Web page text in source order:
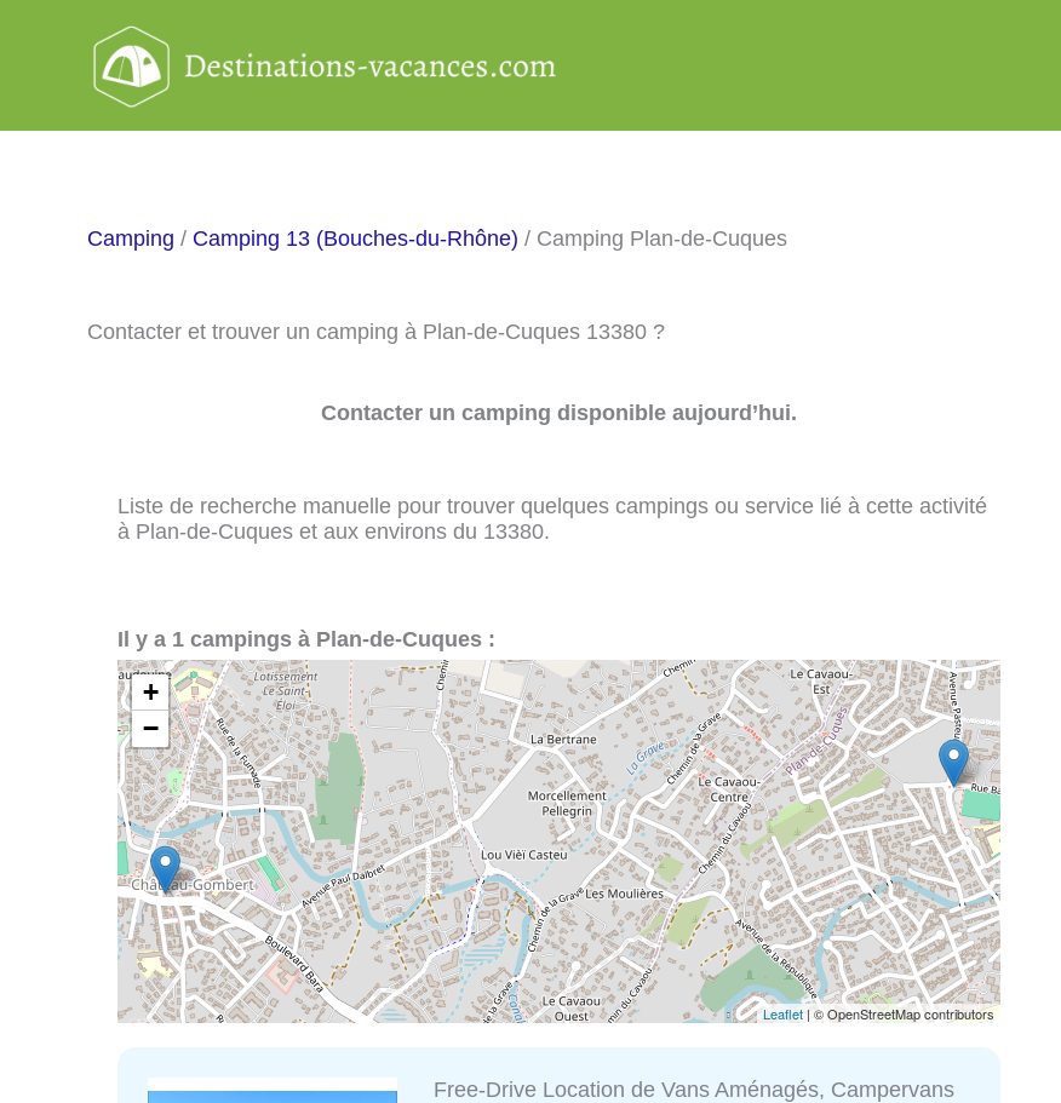
Camping / Camping 13 (Bouches-du-Rhône) / Camping Plan-de-Cuques
Contacter et trouver un camping à Plan-de-Cuques 13380 ?
Contacter un camping disponible aujourd’hui.
Liste de recherche manuelle pour trouver quelques campings ou service lié à cette activité
à Plan-de-Cuques et aux environs du 13380.
Il y a 1 campings à Plan-de-Cuques :
+
−
Leaflet | © OpenStreetMap contributors
Free-Drive Location de Vans Aménagés, Campervans